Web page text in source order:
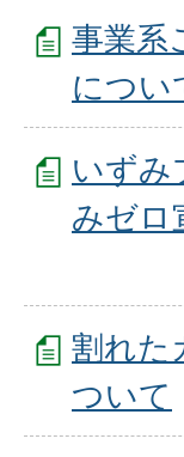
事業系
につい
いずみ
みゼロ
割れた
ついて